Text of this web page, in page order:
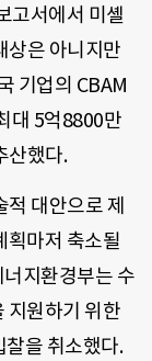
고서에서 미셸
상은 아니지만
기업의 CBAM
대 5억8800만
산했다.
대안으로 제
획마저 축소될
지환경부는 수
지원하기 위한
을 취소했다.